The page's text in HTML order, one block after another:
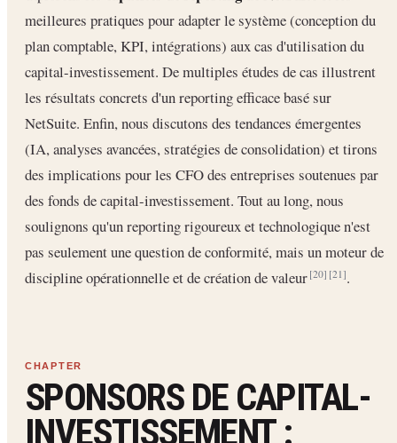
meilleures pratiques pour adapter le système (conception du
plan comptable, KPI, intégrations) aux cas d'utilisation du
capital-investissement. De multiples études de cas illustrent
les résultats concrets d'un reporting efficace basé sur
NetSuite. Enfin, nous discutons des tendances émergentes
(IA, analyses avancées, stratégies de consolidation) et tirons
des implications pour les CFO des entreprises soutenues par
des fonds de capital-investissement. Tout au long, nous
soulignons qu'un reporting rigoureux et technologique n'est
pas seulement une question de conformité, mais un moteur de
discipline opérationnelle et de création de valeur[20] [21].
SPONSORS DE CAPITAL-
INVESTISSEMENT :